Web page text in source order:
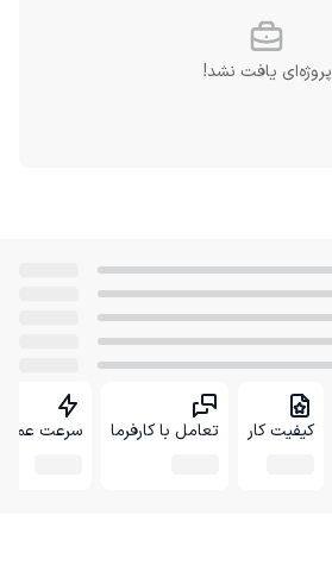
پروژه‌ای یافت نشد!
کیفیت کار تعامل با کارفرما سرعت عمل